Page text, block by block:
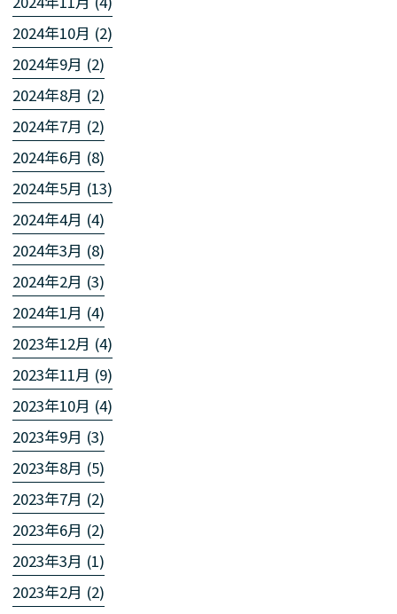
2024年10月 (2)
2024年9月 (2)
2024年8月 (2)
2024年7月 (2)
2024年6月 (8)
2024年5月 (13)
2024年4月 (4)
2024年3月 (8)
2024年2月 (3)
2024年1月 (4)
2023年12月 (4)
2023年11月 (9)
2023年10月 (4)
2023年9月 (3)
2023年8月 (5)
2023年7月 (2)
2023年6月 (2)
2023年3月 (1)
2023年2月 (2)